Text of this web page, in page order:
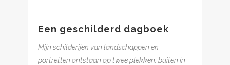
Een geschilderd dagboek
Mijn schilderijen van landschappen en
portretten ontstaan op twee plekken: buiten in